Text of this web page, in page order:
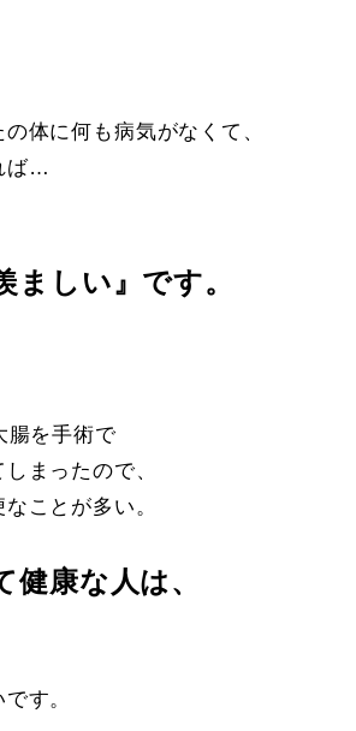
体に何も病気がなくて、
ば…
ましい』です。
腸を手術で
まったので、
ことが多い。
健康な人は、
す。